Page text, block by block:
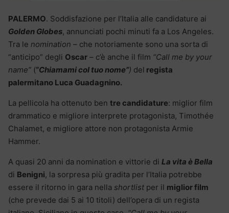
PALERMO. Soddisfazione per l’Italia alle candidature ai
Golden Globes, annunciati pochi minuti fa a Los Angeles.
Tra le nomination – che notoriamente sono una sorta di
“anticipo” degli Oscar – c’è anche il film “Call me by your
name” (“Chiamami col tuo nome”) del regista
palermitano Luca Guadagnino.
La pellicola ha ottenuto ben tre candidature: miglior film
drammatico e migliore interprete protagonista, Timothée
Chalamet, e migliore attore non protagonista Armie
Hammer.
A quasi 20 anni da nomination e vittorie di La vita è Bella
di Benigni, la sorpresa più gradita per l’Italia potrebbe
essere il ritorno in gara nella shortlist per il miglior film
(che prevede dai 5 ai 10 titoli) dell’opera di un regista